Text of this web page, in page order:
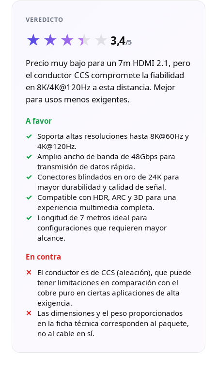
VEREDICTO
★★★★★
★★★★★3,4/5
Precio muy bajo para un 7m HDMI 2.1, pero
el conductor CCS compromete la fiabilidad
en 8K/4K@120Hz a esta distancia. Mejor
para usos menos exigentes.
A favor
Soporta altas resoluciones hasta 8K@60Hz y
4K@120Hz.
Amplio ancho de banda de 48Gbps para
transmisión de datos rápida.
Conectores blindados en oro de 24K para
mayor durabilidad y calidad de señal.
Compatible con HDR, ARC y 3D para una
experiencia multimedia completa.
Longitud de 7 metros ideal para
configuraciones que requieren mayor
alcance.
En contra
El conductor es de CCS (aleación), que puede
tener limitaciones en comparación con el
cobre puro en ciertas aplicaciones de alta
exigencia.
Las dimensiones y el peso proporcionados
en la ficha técnica corresponden al paquete,
no al cable en sí.